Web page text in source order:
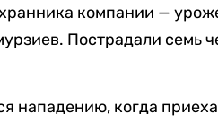
компании —
Пострадали семь
нападению, когда